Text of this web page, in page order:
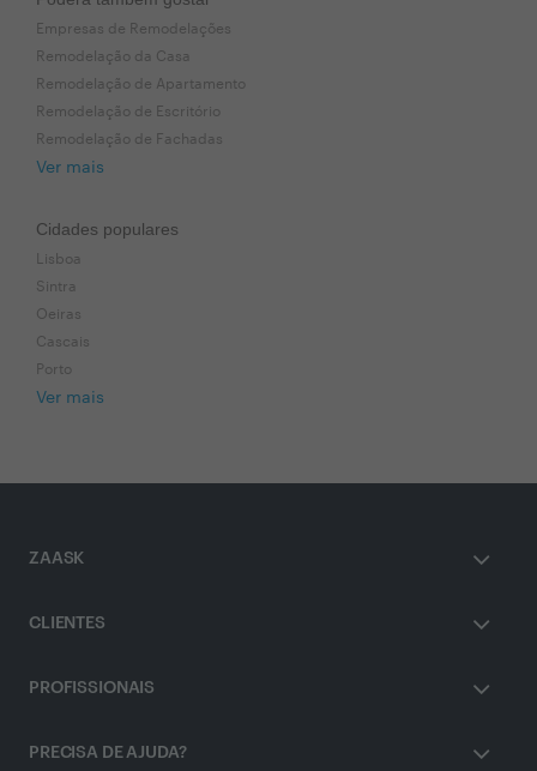
Empresas de Remodelações
Remodelação da Casa
Remodelação de Apartamento
Remodelação de Escritório
Remodelação de Fachadas
Ver mais
Cidades populares
Lisboa
Sintra
Oeiras
Cascais
Porto
Ver mais
ZAASK
CLIENTES
PROFISSIONAIS
PRECISA DE AJUDA?